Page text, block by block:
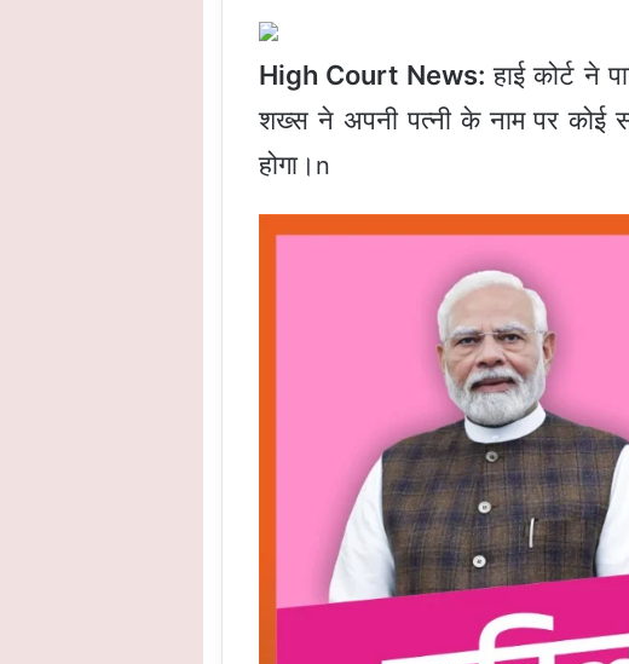
High Court News: हाई कोर्ट ने
शख्स ने अपनी पत्नी के नाम पर कोई
होगा। n